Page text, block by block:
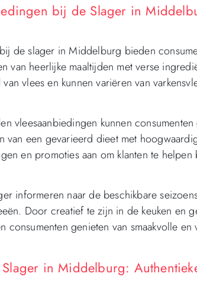
bij de Slager in
de slager in Middelburg bieden
van heerlijke maaltijden met verse
vlees en kunnen variëren van
vleesaanbiedingen kunnen
een gevarieerd dieet met
en promoties aan om klanten te helpen
informeren naar de beschikbare
Door creatief te zijn in de keuken en
consumenten genieten van smaakvolle
in Middelburg: